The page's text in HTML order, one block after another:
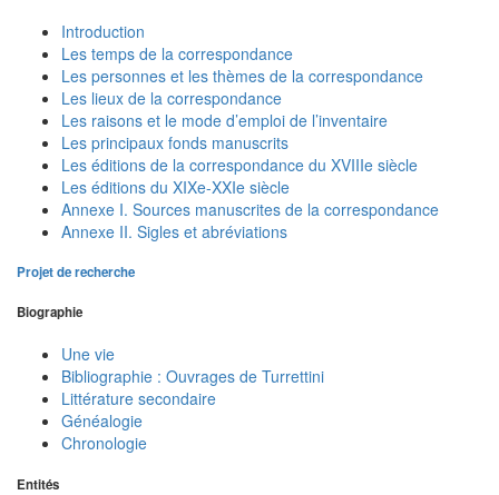
Introduction
Les temps de la correspondance
Les personnes et les thèmes de la correspondance
Les lieux de la correspondance
Les raisons et le mode d’emploi de l’inventaire
Les principaux fonds manuscrits
Les éditions de la correspondance du XVIIIe siècle
Les éditions du XIXe-XXIe siècle
Annexe I. Sources manuscrites de la correspondance
Annexe II. Sigles et abréviations
Projet de recherche
Biographie
Une vie
Bibliographie : Ouvrages de Turrettini
Littérature secondaire
Généalogie
Chronologie
Entités